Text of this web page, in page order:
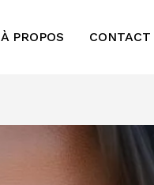
À PROPOS CONTACT